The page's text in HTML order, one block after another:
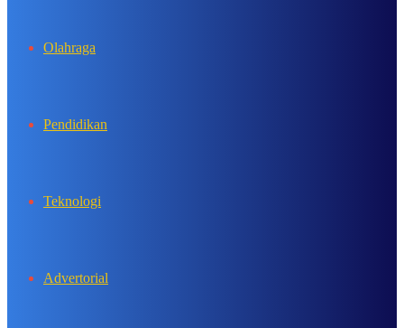
Olahraga
Pendidikan
Teknologi
Advertorial